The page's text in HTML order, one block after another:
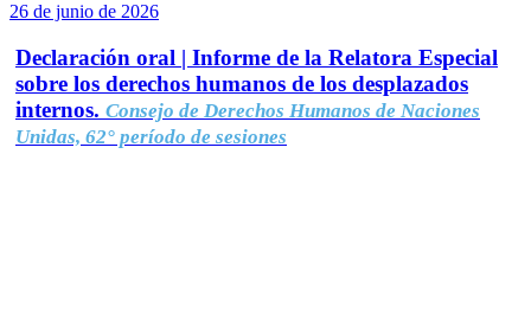
26 de junio de 2026
Declaración oral | Informe de la Relatora Especial
sobre los derechos humanos de los desplazados
internos. Consejo de Derechos Humanos de Naciones
Unidas, 62° período de sesiones